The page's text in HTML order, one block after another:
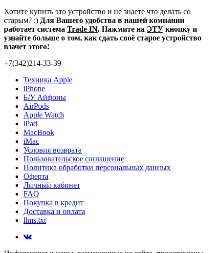
Хотите купить это устройство и не знаете что делать со
старым? :) Для Вашего удобства в нашей компании
работает система Trade IN. Нажмите на ЭТУ кнопку и
узнайте больше о том, как сдать своё старое устройство
взачет этого!
+7(342)214-33-39
Техника Apple
iPhone
Б/У Айфоны
AirPods
Apple Watch
iPad
MacBook
iMac
Условия возврата
Пользовательское соглашение
Политика обработки персональных данных
Оферта
Личный кабинет
FAQ
Покупка в кредит
Доставка и оплата
llms.txt